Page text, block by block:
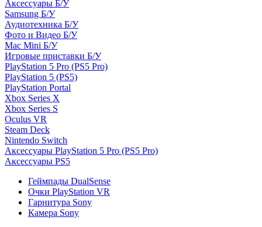
Аксессуары Б/У
Samsung Б/У
Аудиотехника Б/У
Фото и Видео Б/У
Mac Mini Б/У
Игровые приставки Б/У
PlayStation 5 Pro (PS5 Pro)
PlayStation 5 (PS5)
PlayStation Portal
Xbox Series X
Xbox Series S
Oculus VR
Steam Deck
Nintendo Switch
Аксессуары PlayStation 5 Pro (PS5 Pro)
Аксессуары PS5
Геймпады DualSense
Очки PlayStation VR
Гарнитура Sony
Камера Sony